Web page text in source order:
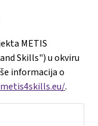
METIS
Skills") u okviru
informacija o
.